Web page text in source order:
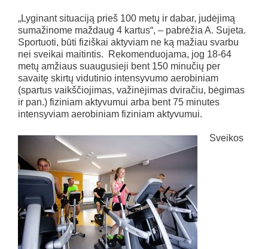
„Lyginant situaciją prieš 100 metų ir dabar, judėjimą
sumažinome maždaug 4 kartus“, – pabrėžia A. Sujeta.
Sportuoti, būti fiziškai aktyviam ne ką mažiau svarbu
nei sveikai maitintis. Rekomenduojama, jog 18-64
metų amžiaus suaugusieji bent 150 minučių per
savaitę skirtų vidutinio intensyvumo aerobiniam
(spartus vaikščiojimas, važinėjimas dviračiu, bėgimas
ir pan.) fiziniam aktyvumui arba bent 75 minutes
intensyviam aerobiniam fiziniam aktyvumui.
Sveikos